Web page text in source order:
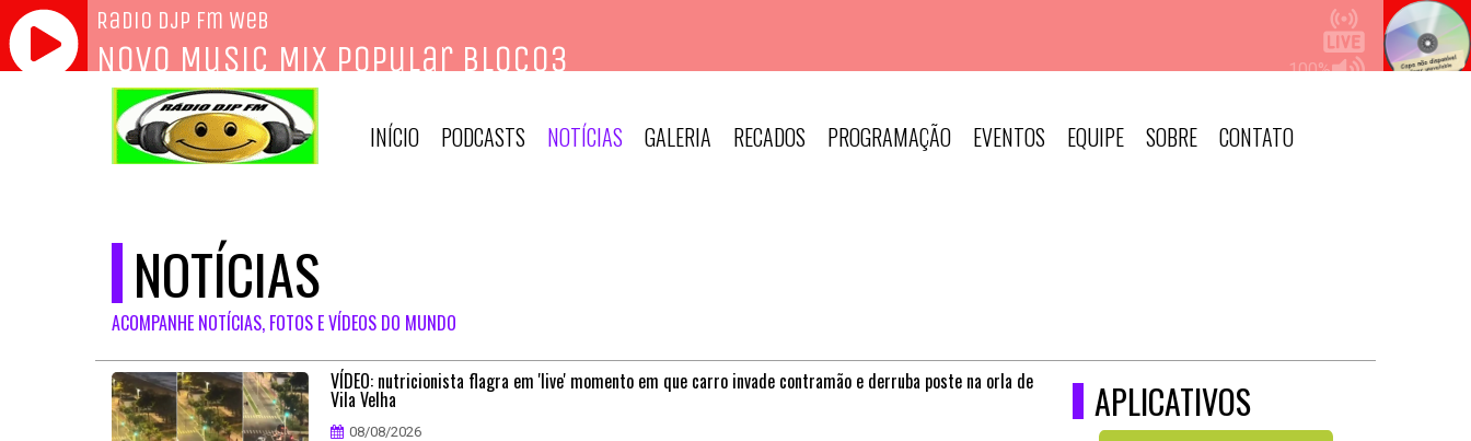
INÍCIO PODCASTS NOTÍCIAS GALERIA RECADOS PROGRAMAÇÃO EVENTOS EQUIPE SOBRE CONTATO
NOTÍCIAS
ACOMPANHE NOTÍCIAS, FOTOS E VÍDEOS DO MUNDO
VÍDEO: nutricionista flagra em 'live' momento em que carro invade contramão e derruba poste na orla de
Vila Velha
08/08/2026
APLICATIVOS